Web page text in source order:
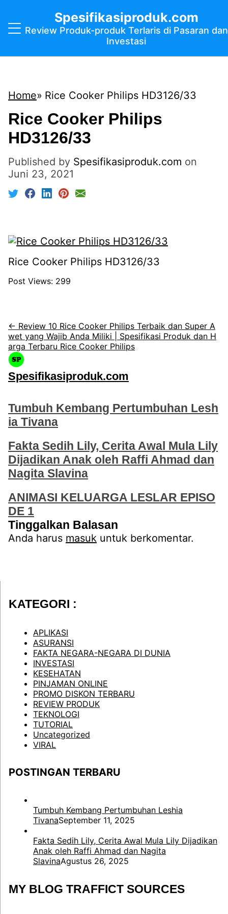
Spesifikasiproduk.com
Review Produk-produk Terlaris di Pasaran dan
Investasi
Home Rice Cooker Philips HD3126/33
Rice Cooker Philips
HD3126/33
Published by Spesifikasiproduk.com on
Juni 23, 2021
Rice Cooker Philips HD3126/33
Post Views: 299
← Review 10 Rice Cooker Philips Terbaik dan Super A
wet yang Wajib Anda Miliki | Spesifikasi Produk dan H
arga Terbaru Rice Cooker Philips
Spesifikasiproduk.com
Tumbuh Kembang Pertumbuhan Lesh
ia Tivana
Fakta Sedih Lily, Cerita Awal Mula Lily
Dijadikan Anak oleh Raffi Ahmad dan
Nagita Slavina
ANIMASI KELUARGA LESLAR EPISO
DE 1
Tinggalkan Balasan
Anda harus masuk untuk berkomentar.
KATEGORI :
APLIKASI
ASURANSI
FAKTA NEGARA-NEGARA DI DUNIA
INVESTASI
KESEHATAN
PINJAMAN ONLINE
PROMO DISKON TERBARU
REVIEW PRODUK
TEKNOLOGI
TUTORIAL
Uncategorized
VIRAL
POSTINGAN TERBARU
Tumbuh Kembang Pertumbuhan Leshia
TivanaSeptember 11, 2025
Fakta Sedih Lily, Cerita Awal Mula Lily Dijadikan
Anak oleh Raffi Ahmad dan Nagita
SlavinaAgustus 26, 2025
MY BLOG TRAFFICT SOURCES